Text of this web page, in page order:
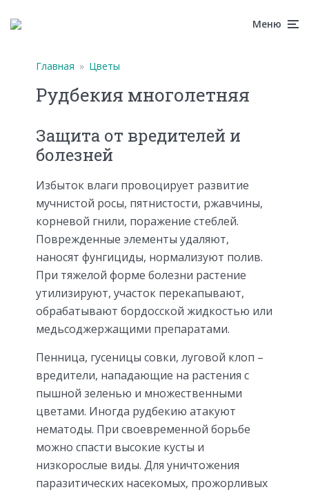
Меню
Главная » Цветы
Рудбекия многолетняя
Защита от вредителей и
болезней
Избыток влаги провоцирует развитие
мучнистой росы, пятнистости, ржавчины,
корневой гнили, поражение стеблей.
Поврежденные элементы удаляют,
наносят фунгициды, нормализуют полив.
При тяжелой форме болезни растение
утилизируют, участок перекапывают,
обрабатывают бордосской жидкостью или
медьсоджержащими препаратами.
Пенница, гусеницы совки, луговой клоп –
вредители, нападающие на растения с
пышной зеленью и множественными
цветами. Иногда рудбекию атакуют
нематоды. При своевременной борьбе
можно спасти высокие кусты и
низкорослые виды. Для уничтожения
паразитических насекомых, прожорливых